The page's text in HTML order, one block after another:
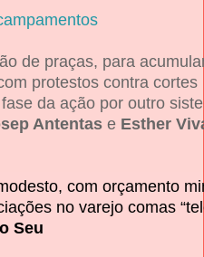
de praças, para
protestos contra cortes
da ação por outro
Antentas e
com orçamento
no varejo comas